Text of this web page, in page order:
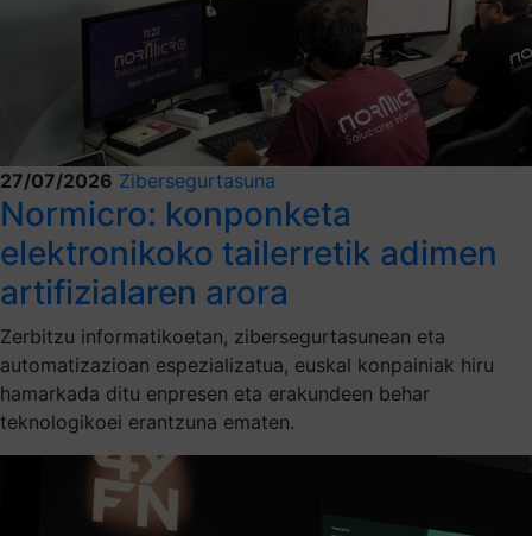
27/07/2026 Zibersegurtasuna
Normicro: konponketa
elektronikoko tailerretik adimen
artifizialaren arora
Zerbitzu informatikoetan, zibersegurtasunean eta
automatizazioan espezializatua, euskal konpainiak hiru
hamarkada ditu enpresen eta erakundeen behar
teknologikoei erantzuna ematen.